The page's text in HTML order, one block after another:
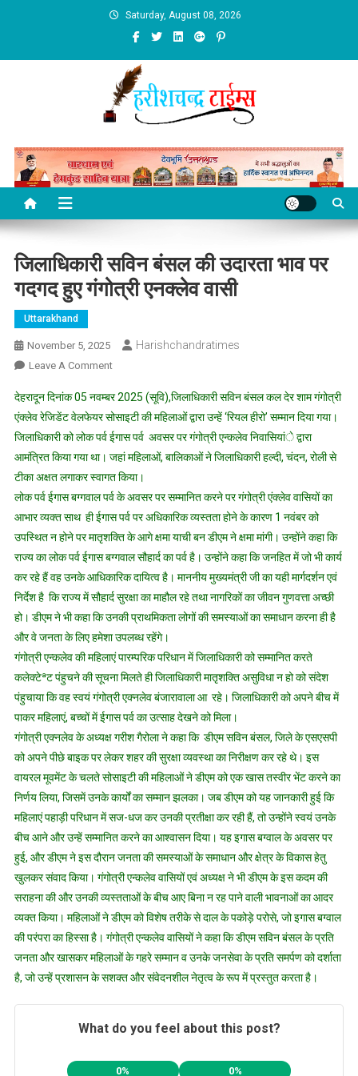
Saturday, August 08, 2026
जिलाधिकारी सविन बंसल की उदारता भाव पर
गदगद हुए गंगोत्री एनक्लेव वासी
Uttarakhand
November 5, 2025 Harishchandratimes
Leave A CommentOn
सविन
बंसल
की
उदारता
भाव
पर
गदगद
हुए
देहरादून दिनांक 05 नवम्बर 2025 (सूवि),जिलाधिकारी सविन बंसल कल देर शाम गंगोत्री
एंक्लेव रेजिडेंट वेलफेयर सोसाइटी की महिलाओं द्वारा उन्हें ‘रियल हीरो’ सम्मान दिया गया।
जिलाधिकारी को लोक पर्व ईगास पर्व अवसर पर गंगोत्री एन्कलेव निवासियांे द्वारा
आमंत्रित किया गया था। जहां महिलाओं, बालिकाओं ने जिलाधिकारी हल्दी, चंदन, रोली से
टीका अक्षत लगाकर स्वागत किया।
लोक पर्व ईगास बग्गवाल पर्व के अवसर पर सम्मानित करने पर गंगोत्री एंक्लेव वासियों का
आभार व्यक्त साथ ही ईगास पर्व पर अधिकारिक व्यस्तता होने के कारण 1 नवंबर को
उपस्थित न होने पर मातृशक्ति के आगे क्षमा याची बन डीएम ने क्षमा मांगी। उन्होंने कहा कि
राज्य का लोक पर्व ईगास बग्गवाल सौहार्द का पर्व है। उन्होंने कहा कि जनहित में जो भी कार्य
कर रहे हैं वह उनके आधिकारिक दायित्व है। माननीय मुख्यमंत्री जी का यही मार्गदर्शन एवं
निर्देश है कि राज्य में सौहार्द सुरक्षा का माहौल रहे तथा नागरिकों का जीवन गुणवत्ता अच्छी
हो। डीएम ने भी कहा कि उनकी प्राथमिकता लोगों की समस्याओं का समाधान करना ही है
और वे जनता के लिए हमेशा उपलब्ध रहेंगे।
गंगोत्री एन्कलेव की महिलाएं पारम्परिक परिधान में जिलाधिकारी को सम्मानित करते
कलेक्टेªट पंहुचने की सूचना मिलते ही जिलाधिकारी मातृशक्ति असुविधा न हो को संदेश
पंहुचाया कि वह स्वयं गंगोत्री एक्नलेव बंजारावाला आ रहे। जिलाधिकारी को अपने बीच में
पाकर महिलाएं, बच्चों में ईगास पर्व का उत्साह देखने को मिला।
गंगोत्री एक्नलेव के अध्यक्ष गरीश गैरोला ने कहा कि डीएम सविन बंसल, जिले के एसएसपी
को अपने पीछे बाइक पर लेकर शहर की सुरक्षा व्यवस्था का निरीक्षण कर रहे थे। इस
वायरल मूवमेंट के चलते सोसाइटी की महिलाओं ने डीएम को एक खास तस्वीर भेंट करने का
निर्णय लिया, जिसमें उनके कार्यों का सम्मान झलका। जब डीएम को यह जानकारी हुई कि
महिलाएं पहाड़ी परिधान में सज-धज कर उनकी प्रतीक्षा कर रही हैं, तो उन्होंने स्वयं उनके
बीच आने और उन्हें सम्मानित करने का आश्वासन दिया। यह इगास बग्वाल के अवसर पर
हुई, और डीएम ने इस दौरान जनता की समस्याओं के समाधान और क्षेत्र के विकास हेतु
खुलकर संवाद किया। गंगोत्री एन्कलेव वासियों एवं अध्यक्ष ने भी डीएम के इस कदम की
सराहना की और उनकी व्यस्तताओं के बीच आए बिना न रह पाने वाली भावनाओं का आदर
व्यक्त किया। महिलाओं ने डीएम को विशेष तरीके से दाल के पकोड़े परोसे, जो इगास बग्वाल
की परंपरा का हिस्सा है। गंगोत्री एन्कलेव वासियों ने कहा कि डीएम सविन बंसल के प्रति
जनता और खासकर महिलाओं के गहरे सम्मान व उनके जनसेवा के प्रति समर्पण को दर्शाता
है, जो उन्हें प्रशासन के सशक्त और संवेदनशील नेतृत्व के रूप में प्रस्तुत करता है।
What do you feel about this post?
0% 0%